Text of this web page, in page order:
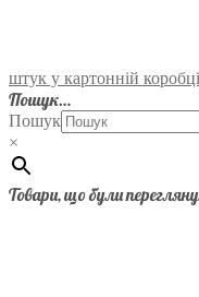
штук у картонній
Пошук…
Пошук
×
Товари, що були